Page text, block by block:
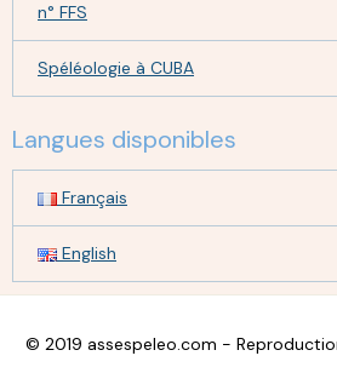
n° FFS
Spéléologie à CUBA
Langues disponibles
Français
English
© 2019 assespeleo.com -